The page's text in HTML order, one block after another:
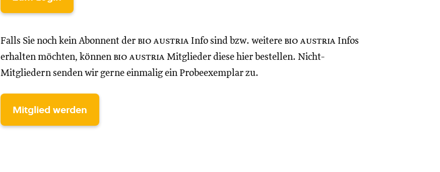
Falls Sie noch kein Abonnent der bio austria Info sind bzw. weitere bio austria Infos
erhalten möchten, können bio austria Mitglieder diese hier bestellen. Nicht-
Mitgliedern senden wir gerne einmalig ein Probeexemplar zu.
Mitglied werden